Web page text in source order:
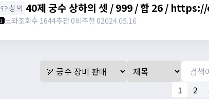
👕 상의 40제 궁수 상하의 셋 / 999 / 합 26 /
1 노와조회수 1644추천 0비추천 02024.05.16
1 2